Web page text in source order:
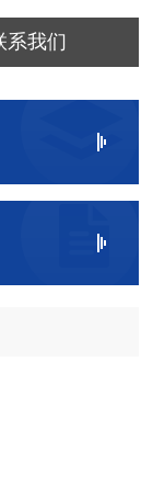
系我们